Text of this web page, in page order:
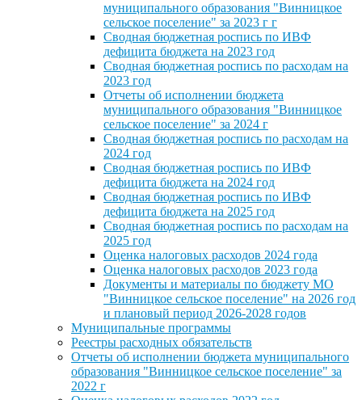
муниципального образования "Винницкое
сельское поселение" за 2023 г г
Сводная бюджетная роспись по ИВФ
дефицита бюджета на 2023 год
Сводная бюджетная роспись по расходам на
2023 год
Отчеты об исполнении бюджета
муниципального образования "Винницкое
сельское поселение" за 2024 г
Сводная бюджетная роспись по расходам на
2024 год
Сводная бюджетная роспись по ИВФ
дефицита бюджета на 2024 год
Сводная бюджетная роспись по ИВФ
дефицита бюджета на 2025 год
Сводная бюджетная роспись по расходам на
2025 год
Оценка налоговых расходов 2024 года
Оценка налоговых расходов 2023 года
Документы и материалы по бюджету МО
"Винницкое сельское поселение" на 2026 год
и плановый период 2026-2028 годов
Муниципальные программы
Реестры расходных обязательств
Отчеты об исполнении бюджета муниципального
образования "Винницкое сельское поселение" за
2022 г